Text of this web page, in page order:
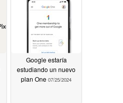
Google estaría
estudiando un nuevo
plan One 07/25/2024